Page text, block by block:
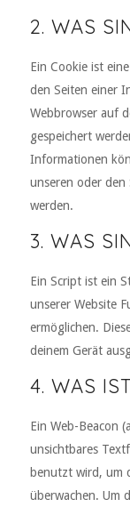
2. WAS
Ein Cookie ist
den Seiten einer
Webbrowser auf
gespeichert
Informationen
unseren oder
werden.
3. WAS
Ein Script ist ein
unserer Website
ermöglichen.
deinem Gerät
4. WAS
Ein Web-Beacon
unsichtbares
benutzt wird, um
überwachen. Um